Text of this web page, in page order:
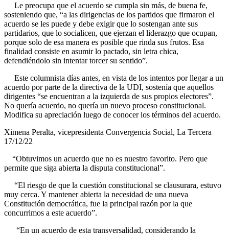
Le preocupa que el acuerdo se cumpla sin más, de buena fe,
sosteniendo que, “a las dirigencias de los partidos que firmaron el
acuerdo se les puede y debe exigir que lo sostengan ante sus
partidarios, que lo socialicen, que ejerzan el liderazgo que ocupan,
porque solo de esa manera es posible que rinda sus frutos. Esa
finalidad consiste en asumir lo pactado, sin letra chica,
defendiéndolo sin intentar torcer su sentido”.
Este columnista días antes, en vista de los intentos por llegar a un
acuerdo por parte de la directiva de la UDI, sostenía que aquellos
dirigentes “se encuentran a la izquierda de sus propios electores”.
No quería acuerdo, no quería un nuevo proceso constitucional.
Modifica su apreciación luego de conocer los términos del acuerdo.
Ximena Peralta, vicepresidenta Convergencia Social, La Tercera
17/12/22
“Obtuvimos un acuerdo que no es nuestro favorito. Pero que
permite que siga abierta la disputa constitucional”.
“El riesgo de que la cuestión constitucional se clausurara, estuvo
muy cerca. Y mantener abierta la necesidad de una nueva
Constitución democrática, fue la principal razón por la que
concurrimos a este acuerdo”.
“En un acuerdo de esta transversalidad, considerando la